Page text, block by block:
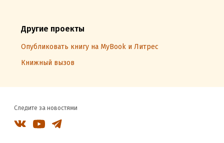
Другие проекты
Опубликовать книгу на MyBook и Литрес
Книжный вызов
Следите за новостями